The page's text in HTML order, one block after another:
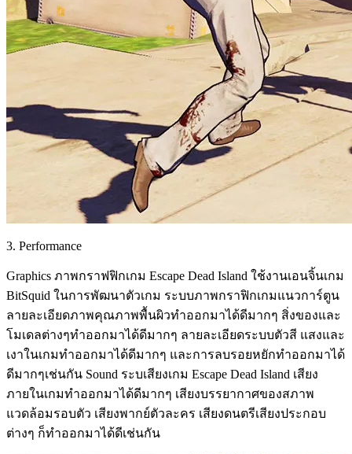
3. Performance
Graphics ภาพกราฟฟิกเกม Escape Dead Island ใช้งานเอนจิ้นเกม
BitSquid ในการพัฒนาตัวเกม ระบบภาพกราฟิกเกมแนวการ์ตูน
ลายละเอียดภาพคุณภาพพื้นผิวทำออกมาได้ดีมากๆ สิ่งของและ
โมเดลต่างๆทำออกมาได้ดีมากๆ ลายละเอียดระบบตัวสี แสงและ
เงาในเกมทำออกมาได้ดีมากๆ และการลบรอยหยักทำออกมาได้
ดีมากๆเช่นกัน Sound ระบเสียงเกม Escape Dead Island เสียง
ภายในเกมทำออกมาได้ดีมากๆ เสียงบรรยากาศของสภาพ
แวดล้อมรอบตัว เสียงพากย์ตัวละคร เสียงดนตรีเสียงประกอบ
ต่างๆ ก็ทำออกมาได้ดีเช่นกัน